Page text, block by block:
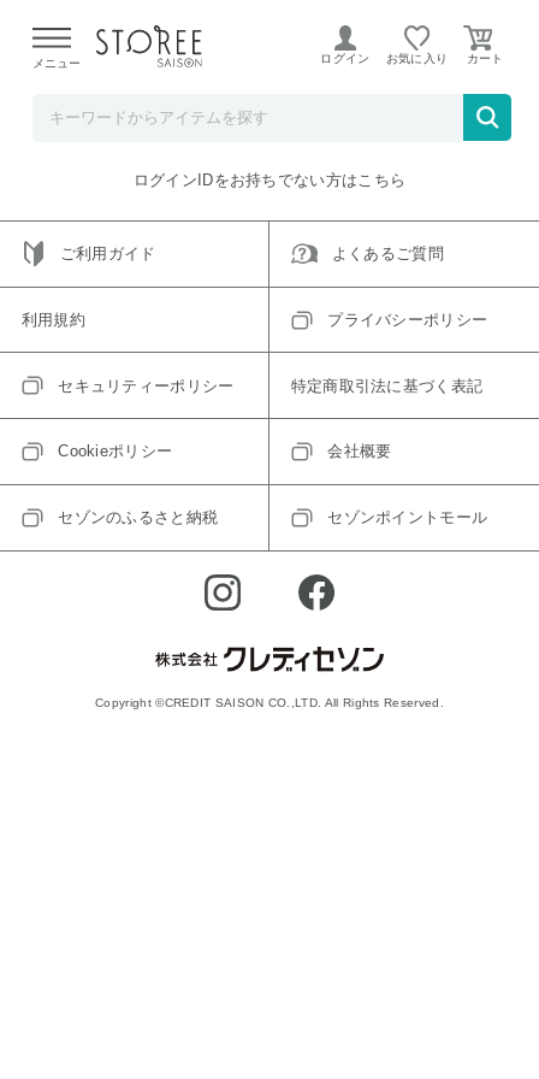
よる配送遅延が発生しております。
メニュー ログイン お気に入り
ご指定のアイテムは取り扱い終了、またはただいま取り扱い
トップへ戻る
ログインIDをお持ちでない方はこちら
ご利用ガイド よくあるご質問
利用規約 プライバシーポリシー
セキュリティーポリシー 特定商取引法に基づく表記
Cookieポリシー 会社概要
セゾンのふるさと納税 セゾンポイントモール
Copyright ©CREDIT SAISON CO.,LTD. All Rights Reserved.